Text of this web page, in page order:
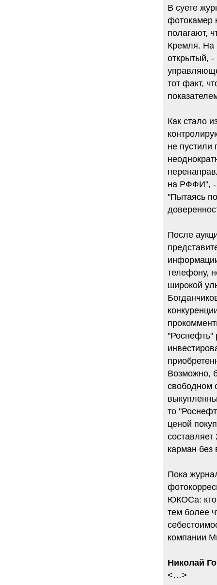
В суете
фотокамер
полагают,
Кремля. На
открытый, -
тот факт,
Как стало
не
на РФФИ", -
"Пытаясь
После
телефону,
широкой
"Роснефть"
Возможно,
свободном
то
ценой
карман без
Пока
ЮКОСа: кто
тем более
компании
Николай
<…>